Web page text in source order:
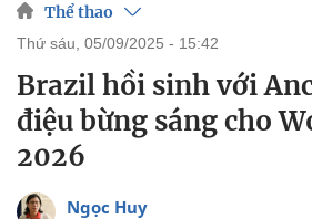
Thể thao
thứ sáu, 05/09/2025 - 15:42
Brazil hồi sinh với
điệu bừng sáng cho
2026
Ngọc Huy